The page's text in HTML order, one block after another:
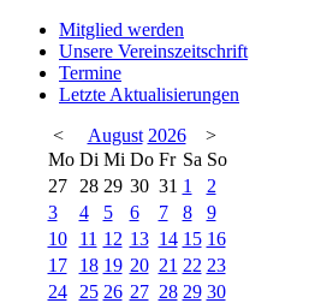
Mitglied werden
Unsere Vereinszeitschrift
Termine
Letzte Aktualisierungen
<
August 2026
>
Mo Di Mi Do Fr Sa So
27
28 29 30 31 1
2
3
4 5 6 7 8
9
10
11 12 13 14 15 16
17
18 19 20 21 22 23
24
25 26 27 28 29 30